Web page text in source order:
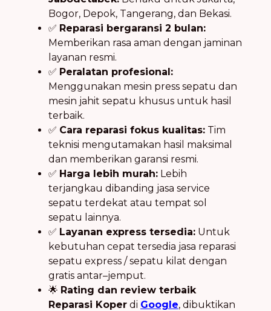
Bogor, Depok, Tangerang, dan Bekasi.
✅ Reparasi bergaransi 2 bulan:
Memberikan rasa aman dengan jaminan
layanan resmi.
✅ Peralatan profesional:
Menggunakan mesin press sepatu dan
mesin jahit sepatu khusus untuk hasil
terbaik.
✅ Cara reparasi fokus kualitas: Tim
teknisi mengutamakan hasil maksimal
dan memberikan garansi resmi.
✅ Harga lebih murah: Lebih
terjangkau dibanding jasa service
sepatu terdekat atau tempat sol
sepatu lainnya.
✅ Layanan express tersedia: Untuk
kebutuhan cepat tersedia jasa reparasi
sepatu express / sepatu kilat dengan
gratis antar–jemput.
🌟 Rating dan review terbaik
Reparasi Koper di Google, dibuktikan